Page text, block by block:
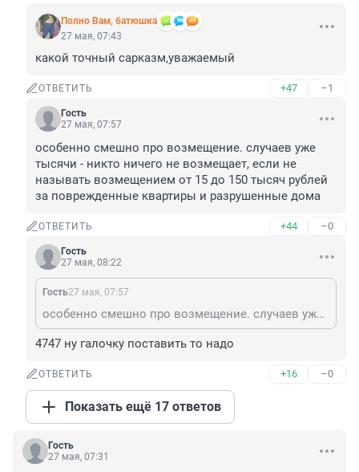
Полно Вам, батюшка
27 мая, 07:43
какой точный сарказм,уважаемый
ОТВЕТИТЬ +47 –1
Гость
27 мая, 07:57
особенно смешно про возмещение. случаев уже
тысячи - никто ничего не возмещает, если не
называть возмещением от 15 до 150 тысяч рублей
за поврежденные квартиры и разрушенные дома
ОТВЕТИТЬ +44 –0
Гость
27 мая, 08:22
Гость27 мая, 07:57
особенно смешно про возмещение. случаев уже тысячи - никто ничего не возмещает, если не называть возмещением от 15 до 150 тысяч рублей за поврежденные квартиры и разрушенные дома
4747 ну галочку поставить то надо
ОТВЕТИТЬ +16 –0
Показать ещё 17 ответов
Гость
27 мая, 07:31